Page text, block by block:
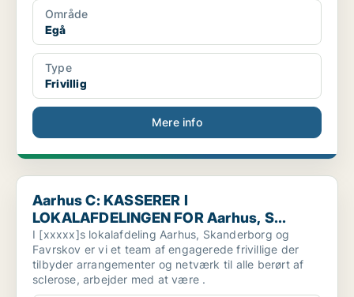
Område
Egå
Type
Frivillig
Mere info
Aarhus C: KASSERER I LOKALAFDELINGEN FOR Aarhus, S...
Aarhus C: KASSERER I
LOKALAFDELINGEN FOR Aarhus, S...
I [xxxxx]s lokalafdeling Aarhus, Skanderborg og
Favrskov er vi et team af engagerede frivillige der
tilbyder arrangementer og netværk til alle berørt af
sclerose, arbejder med at være .